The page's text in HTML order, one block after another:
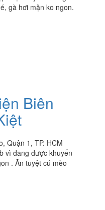
gà hơi mặn ko ngon.
Biên
Quận 1, TP. HCM
vì đang được khuyến
. Ăn tuyệt cú mèo